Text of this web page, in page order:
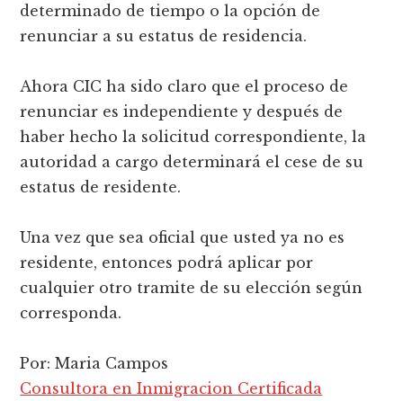
determinado de tiempo o la opción de
renunciar a su estatus de residencia.
Ahora CIC ha sido claro que el proceso de
renunciar es independiente y después de
haber hecho la solicitud correspondiente, la
autoridad a cargo determinará el cese de su
estatus de residente.
Una vez que sea oficial que usted ya no es
residente, entonces podrá aplicar por
cualquier otro tramite de su elección según
corresponda.
Por: Maria Campos
Consultora en Inmigracion Certificada